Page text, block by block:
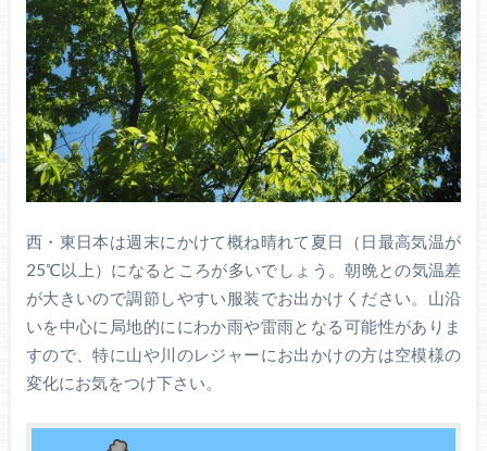
西・東日本は週末にかけて概ね晴れて夏日（日最高気温が
25℃以上）になるところが多いでしょう。朝晩との気温差
が大きいので調節しやすい服装でお出かけください。山沿
いを中心に局地的ににわか雨や雷雨となる可能性がありま
すので、特に山や川のレジャーにお出かけの方は空模様の
変化にお気をつけ下さい。